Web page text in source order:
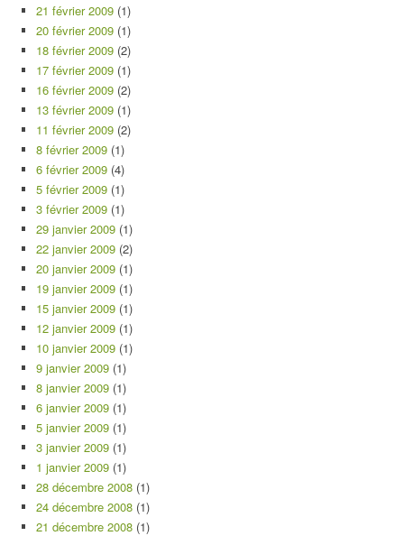
21 février 2009 (1)
20 février 2009 (1)
18 février 2009 (2)
17 février 2009 (1)
16 février 2009 (2)
13 février 2009 (1)
11 février 2009 (2)
8 février 2009 (1)
6 février 2009 (4)
5 février 2009 (1)
3 février 2009 (1)
29 janvier 2009 (1)
22 janvier 2009 (2)
20 janvier 2009 (1)
19 janvier 2009 (1)
15 janvier 2009 (1)
12 janvier 2009 (1)
10 janvier 2009 (1)
9 janvier 2009 (1)
8 janvier 2009 (1)
6 janvier 2009 (1)
5 janvier 2009 (1)
3 janvier 2009 (1)
1 janvier 2009 (1)
28 décembre 2008 (1)
24 décembre 2008 (1)
21 décembre 2008 (1)